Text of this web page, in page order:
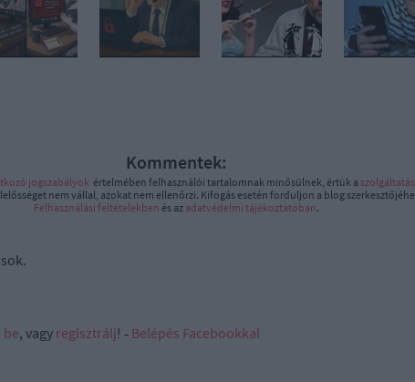
Kommentek:
jogszabályokértelmében felhasználói tartalomnak minősülnek, értük a
nem vállal, azokat nem ellenőrzi. Kifogás esetén forduljon a blog
Felhasználási feltételekben és az adatvédelmi tájékoztatóban.
be, vagy regisztrálj! ‐ Belépés Facebookkal